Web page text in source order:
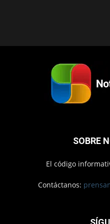
SOBRE
El código
Contáctanos: